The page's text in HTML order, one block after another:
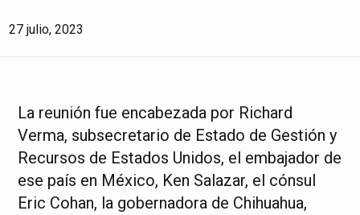
27 julio, 2023
La reunión fue encabezada por Richard
Verma, subsecretario de Estado de Gestión y
Recursos de Estados Unidos, el embajador de
ese país en México, Ken Salazar, el cónsul
Eric Cohan, la gobernadora de Chihuahua,